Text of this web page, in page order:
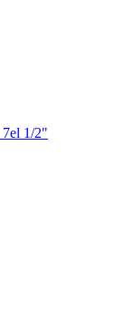
7el 1/2"